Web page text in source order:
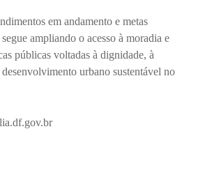
em andamento e metas
ampliando o acesso à moradia e
públicas voltadas à dignidade, à
urbano sustentável no